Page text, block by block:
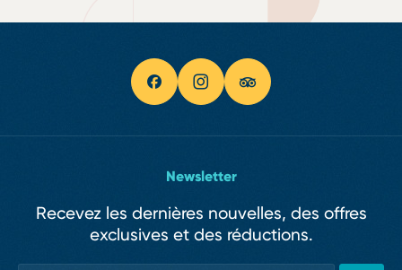
Newsletter
Recevez les dernières nouvelles, des offres
exclusives et des réductions.